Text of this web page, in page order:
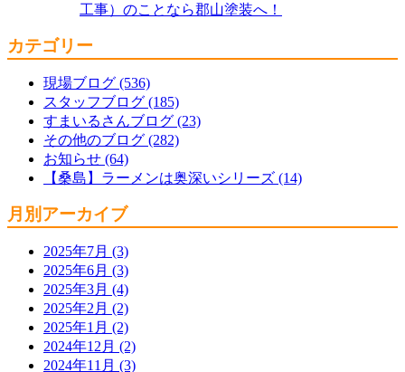
工事）のことなら郡山塗装へ！
カテゴリー
現場ブログ (536)
スタッフブログ (185)
すまいるさんブログ (23)
その他のブログ (282)
お知らせ (64)
【桑島】ラーメンは奥深いシリーズ (14)
月別アーカイブ
2025年7月 (3)
2025年6月 (3)
2025年3月 (4)
2025年2月 (2)
2025年1月 (2)
2024年12月 (2)
2024年11月 (3)